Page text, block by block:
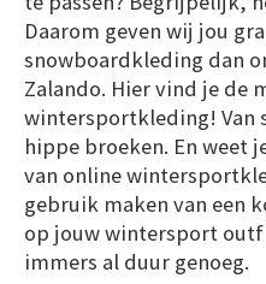
Daarom geven wij jou
snowboardkleding dan
Zalando. Hier vind je de
wintersportkleding! Van
hippe broeken. En weet
van online
gebruik maken van een
op jouw wintersport
immers al duur genoeg.